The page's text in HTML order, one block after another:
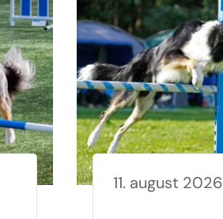
11. august 2026